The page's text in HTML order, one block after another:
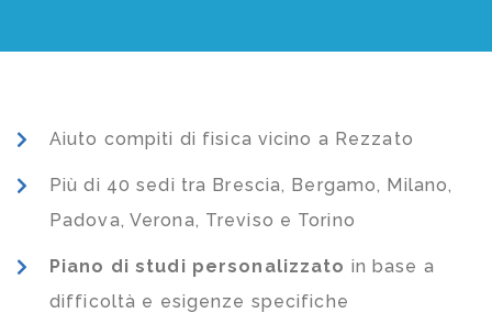
Aiuto compiti di fisica vicino a Rezzato
Più di 40 sedi tra Brescia, Bergamo, Milano,
Padova, Verona, Treviso e Torino
Piano di studi personalizzato in base a
difficoltà e esigenze specifiche